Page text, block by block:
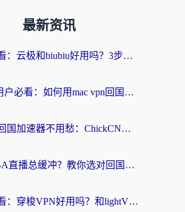
最新资讯
海外党必看：云极和biubiu好用吗？3步选对回国加速器，无缝刷国内剧玩手游
海外Mac用户必看：如何用mac vpn回国实现无缝刷国内剧玩国服？
海外党选回国加速器不用愁：ChickCN和SpeedCN好用吗？实测对比+避坑指南
海外看NBA直播总缓冲？教你选对回国加速器，无缝看球还能刷国内剧
海外党必看：穿梭VPN好用吗？和lightVPN对比哪个回国效果更好？附真实体验与选择指南